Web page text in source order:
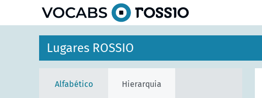
Lugares ROSSIO
Alfabético Hierarquia
Malta
Península Ibérica
Madeira (Portugal)
Alentejo (Portugal)
Área Metropolitana de Lisboa (Portugal)